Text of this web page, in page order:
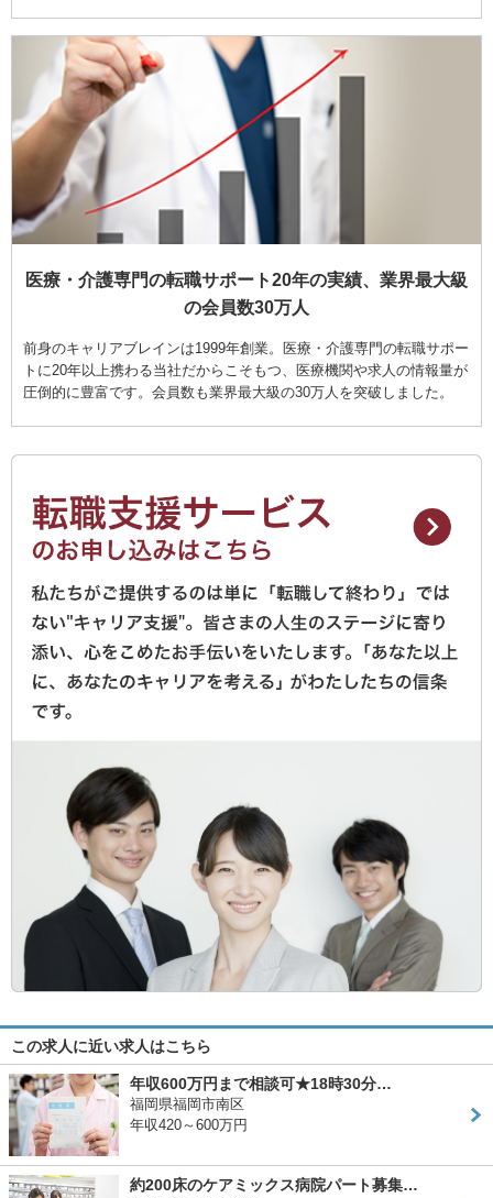
医療・介護専門の転職サポート20年の実績、業界最大級
の会員数30万人
前身のキャリアブレインは1999年創業。医療・介護専門の転職サポー
トに20年以上携わる当社だからこそもつ、医療機関や求人の情報量が
圧倒的に豊富です。会員数も業界最大級の30万人を突破しました。
この求人に近い求人はこちら
年収600万円まで相談可★18時30分…
福岡県福岡市南区
年収420～600万円
約200床のケアミックス病院パート募集…